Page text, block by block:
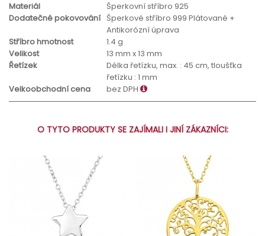
Materiál
Šperkovní stříbro 925
Dodatečné pokovování Šperkové stříbro 999 Plátované +
Antikorózní úprava
Stříbro hmotnost
1.4 g
Velikost
13 mm x 13 mm
Řetízek
Délka řetízku, max. : 45 cm, tloušťka
řetízku : 1 mm
Velkoobchodní cena
bez DPH
O TYTO PRODUKTY SE ZAJÍMALI I JINÍ ZÁKAZNÍCI: